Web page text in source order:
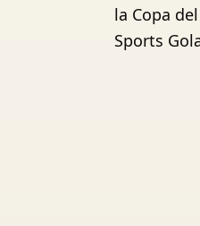
la Copa
Sports